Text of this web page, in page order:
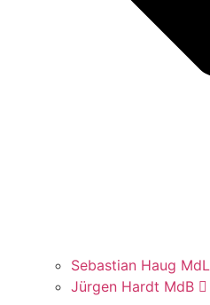
Sebas­ti­an Haug MdL
Jür­gen Hardt MdB